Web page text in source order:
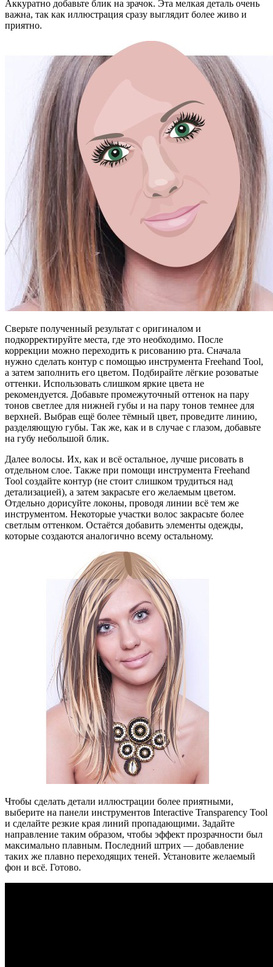
Аккуратно добавьте блик на зрачок. Эта мелкая деталь очень
важна, так как иллюстрация сразу выглядит более живо и
приятно.
Сверьте полученный результат с оригиналом и
подкорректируйте места, где это необходимо. После
коррекции можно переходить к рисованию рта. Сначала
нужно сделать контур с помощью инструмента Freehand Tool,
а затем заполнить его цветом. Подбирайте лёгкие розоватые
оттенки. Использовать слишком яркие цвета не
рекомендуется. Добавьте промежуточный оттенок на пару
тонов светлее для нижней губы и на пару тонов темнее для
верхней. Выбрав ещё более тёмный цвет, проведите линию,
разделяющую губы. Так же, как и в случае с глазом, добавьте
на губу небольшой блик.
Далее волосы. Их, как и всё остальное, лучше рисовать в
отдельном слое. Также при помощи инструмента Freehand
Tool создайте контур (не стоит слишком трудиться над
детализацией), а затем закрасьте его желаемым цветом.
Отдельно дорисуйте локоны, проводя линии всё тем же
инструментом. Некоторые участки волос закрасьте более
светлым оттенком. Остаётся добавить элементы одежды,
которые создаются аналогично всему остальному.
Чтобы сделать детали иллюстрации более приятными,
выберите на панели инструментов Interactive Transparency Tool
и сделайте резкие края линий пропадающими. Задайте
направление таким образом, чтобы эффект прозрачности был
максимально плавным. Последний штрих — добавление
таких же плавно переходящих теней. Установите желаемый
фон и всё. Готово.